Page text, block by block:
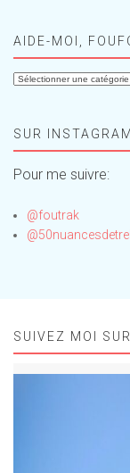
AIDE-MOI,
Aide-
!SUR
Pour me suivre:
@foutrak
SUIVEZ MOI